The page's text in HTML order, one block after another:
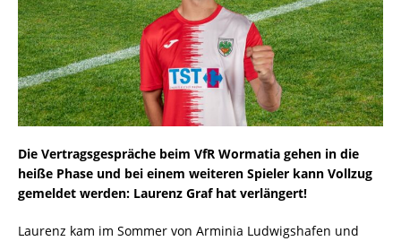
Die Vertragsgespräche beim VfR Wormatia gehen in die
heiße Phase und bei einem weiteren Spieler kann Vollzug
gemeldet werden: Laurenz Graf hat verlängert!
Laurenz kam im Sommer von Arminia Ludwigshafen und